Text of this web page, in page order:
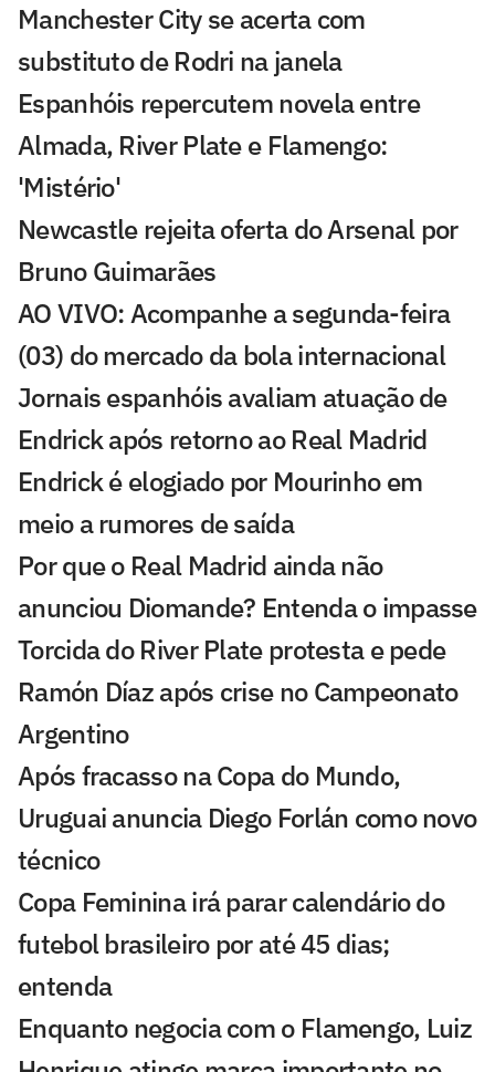
Manchester City se acerta com
substituto de Rodri na janela
Espanhóis repercutem novela entre
Almada, River Plate e Flamengo:
'Mistério'
Newcastle rejeita oferta do Arsenal por
Bruno Guimarães
AO VIVO: Acompanhe a segunda-feira
(03) do mercado da bola internacional
Jornais espanhóis avaliam atuação de
Endrick após retorno ao Real Madrid
Endrick é elogiado por Mourinho em
meio a rumores de saída
Por que o Real Madrid ainda não
anunciou Diomande? Entenda o impasse
Torcida do River Plate protesta e pede
Ramón Díaz após crise no Campeonato
Argentino
Após fracasso na Copa do Mundo,
Uruguai anuncia Diego Forlán como novo
técnico
Copa Feminina irá parar calendário do
futebol brasileiro por até 45 dias;
entenda
Enquanto negocia com o Flamengo, Luiz